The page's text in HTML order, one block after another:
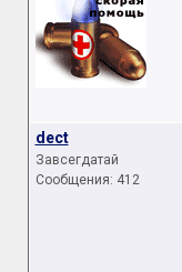
dect
Завсегдатай
Сообщения: 412